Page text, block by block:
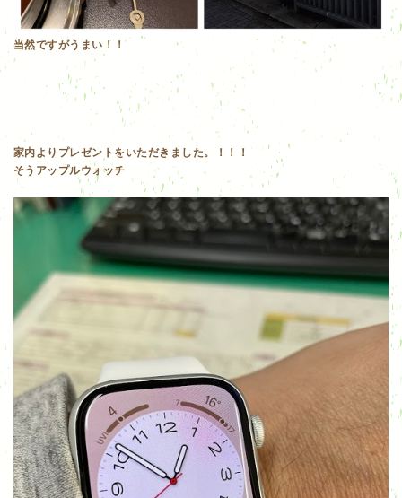
当然ですがうまい！！
家内よりプレゼントをいただきました。！！！
そうアップルウォッチ